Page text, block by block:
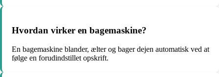
Hvordan virker en bagemaskine?
En bagemaskine blander, ælter og bager dejen automatisk ved at
følge en forudindstillet opskrift.